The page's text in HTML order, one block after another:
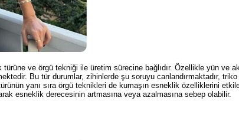
ve örgü tekniği ile üretim sürecine bağlıdır. Özellikle yün ve
Bu tür durumlar, zihinlerde şu soruyu canlandırmaktadır,
yanı sıra örgü teknikleri de kumaşın esneklik özelliklerini
esneklik derecesinin artmasına veya azalmasına sebep olabilir.